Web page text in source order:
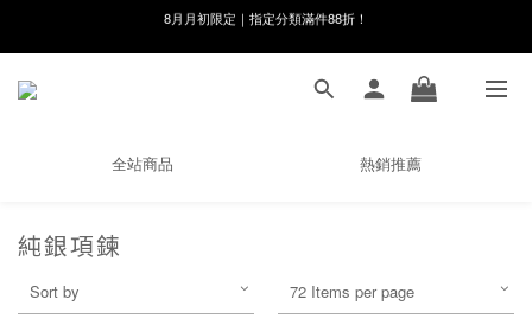
8月月初限定｜指定分類滿件88折！
🌸新會員限定🌸註冊送$100購物金
8月月初限定｜指定分類滿件88折！
全站商品 熱銷推薦
純銀項鍊
Sort by 72 Items per page